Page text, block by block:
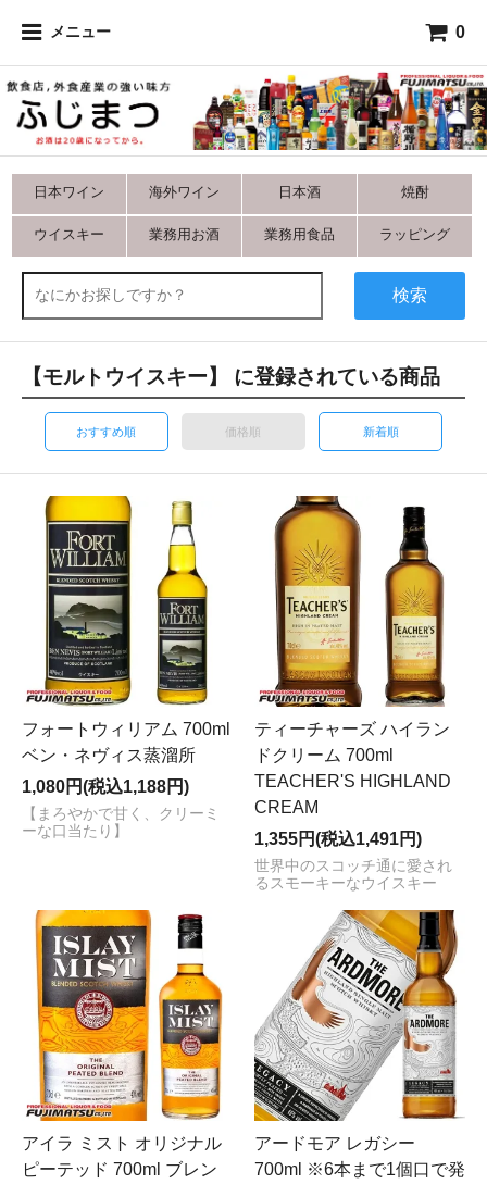
メニュー 0
日本ワイン 海外ワイン 日本酒 焼酎
ウイスキー 業務用お酒 業務用食品 ラッピング
検索
【モルトウイスキー】 に登録されている商品
おすすめ順 価格順 新着順
フォートウィリアム 700ml
ベン・ネヴィス蒸溜所
1,080円(税込1,188円)
【まろやかで甘く、クリーミ
ーな口当たり】
ティーチャーズ ハイラン
ドクリーム 700ml
TEACHER'S HIGHLAND
CREAM
1,355円(税込1,491円)
世界中のスコッチ通に愛され
るスモーキーなウイスキー
アイラ ミスト オリジナル
ピーテッド 700ml ブレン
アードモア レガシー
700ml ※6本まで1個口で発